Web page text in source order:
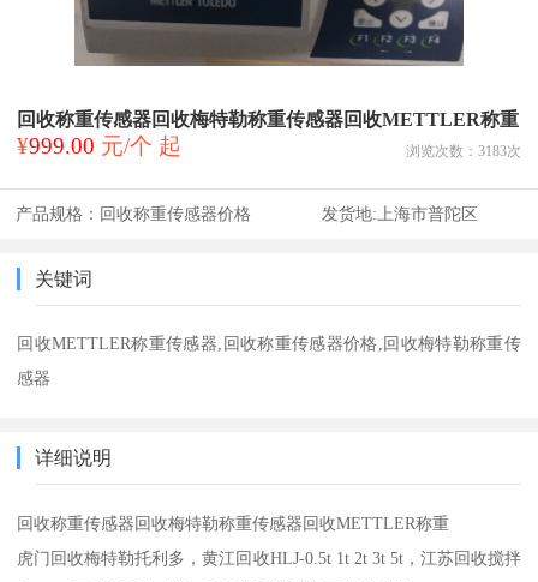
回收称重传感器回收梅特勒称重传感器回收METTLER称重
¥999.00 元/个 起 浏览次数： 3183次
产品规格： 回收称重传感器价格 发货地: 上海市普陀区
关键词
回收METTLER称重传感器,回收称重传感器价格,回收梅特勒称重传
感器
详细说明
回收称重传感器回收梅特勒称重传感器回收METTLER称重
虎门回收梅特勒托利多，黄江回收HLJ-0.5t 1t 2t 3t 5t，江苏回收搅拌